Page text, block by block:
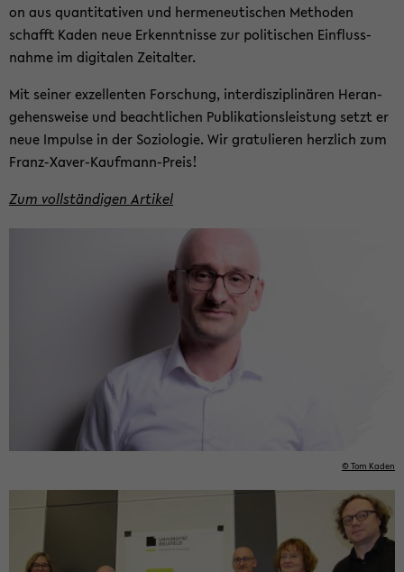
on aus quan­ti­ta­ti­ven und her­me­neu­ti­schen Me­tho­den
schafft Kaden neue Er­kennt­nis­se zur po­li­ti­schen Ein­fluss­
nah­me im di­gi­ta­len Zeit­al­ter.
Mit sei­ner ex­zel­len­ten For­schung, in­ter­dis­zi­pli­nä­ren Her­an­
ge­hens­wei­se und be­acht­li­chen Pu­bli­ka­ti­ons­leis­tung setzt er
neue Im­pul­se in der So­zio­lo­gie. Wir gra­tu­lie­ren herz­lich zum
Franz-​Xaver-Kaufmann-Preis!
Zum voll­stän­di­gen Ar­ti­kel
© Tom Kaden